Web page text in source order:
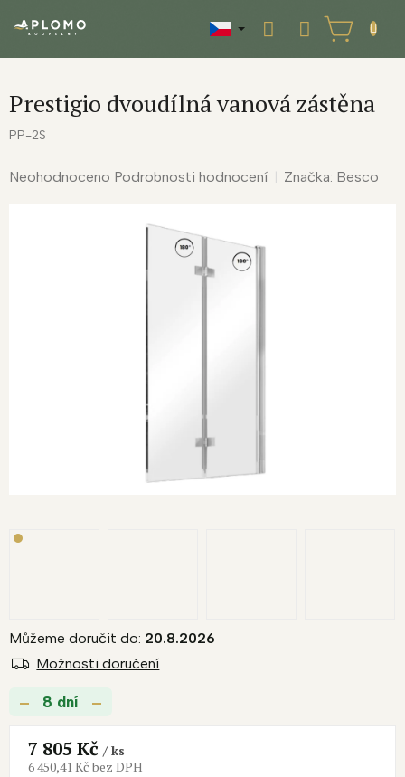
NÁKUPNÍ
KOŠÍK
Prestigio dvoudílná vanová zástěna
PP-2S
Průměrné
Neohodnoceno Podrobnosti hodnocení Značka: Besco
8 dní
Můžeme doručit do: 20.8.2026
Možnosti doručení
7 805 Kč/ ks
6 450,41 Kč bez DPH